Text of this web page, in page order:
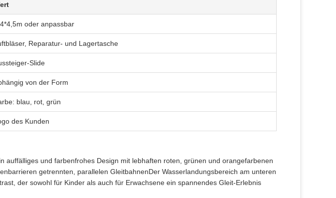
oder anpassbar
Reparatur- und Lagertasche
Slide
von der Form
blau, rot, grün
des Kunden
auffälliges und farbenfrohes Design mit lebhaften roten, grünen und orangefarbenen
getrennten, parallelen GleitbahnenDer Wasserlandungsbereich am unteren
der sowohl für Kinder als auch für Erwachsene ein spannendes Gleit-Erlebnis